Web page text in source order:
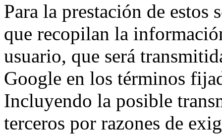
Para la prestación de
que recopilan la
usuario, que será
Google en los términos
Incluyendo la posible
terceros por razones de